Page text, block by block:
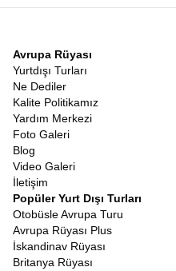
Avrupa Rüyası
Yurtdışı Turları
Ne Dediler
Kalite Politikamız
Yardım Merkezi
Foto Galeri
Blog
Video Galeri
İletişim
Popüler Yurt Dışı Turları
Otobüsle Avrupa Turu
Avrupa Rüyası Plus
İskandinav Rüyası
Britanya Rüyası